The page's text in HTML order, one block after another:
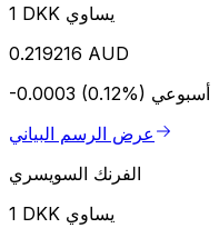
1 DKK يساوي
0.219216 AUD
-0.0003 (0.12%) أسبوعي
عرض الرسم البياني
الفرنك السويسري
1 DKK يساوي